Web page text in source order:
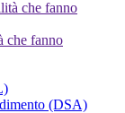
che fanno
(DSA)